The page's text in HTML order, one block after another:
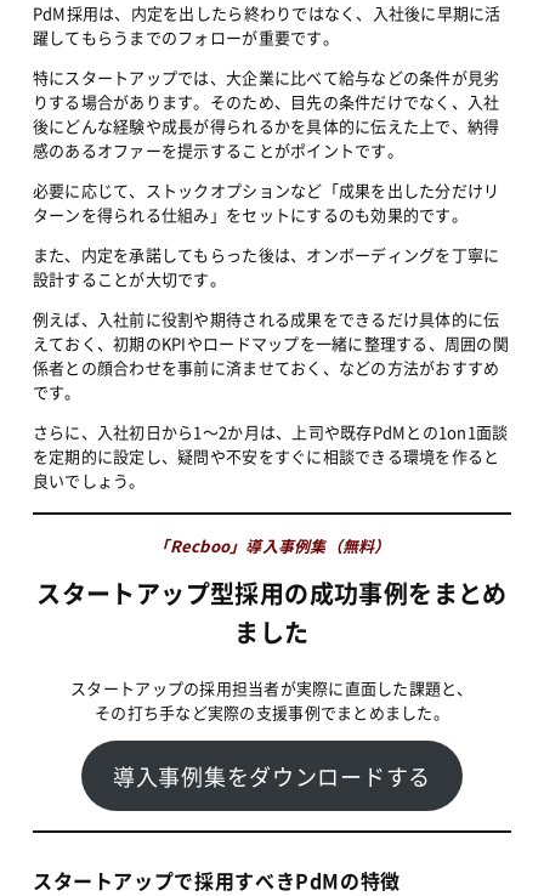
PdM採用は、内定を出したら終わりではなく、入社後に早期に活
躍してもらうまでのフォローが重要です。
特にスタートアップでは、大企業に比べて給与などの条件が見劣
りする場合があります。そのため、目先の条件だけでなく、入社
後にどんな経験や成長が得られるかを具体的に伝えた上で、納得
感のあるオファーを提示することがポイントです。
必要に応じて、ストックオプションなど「成果を出した分だけリ
ターンを得られる仕組み」をセットにするのも効果的です。
また、内定を承諾してもらった後は、オンボーディングを丁寧に
設計することが大切です。
例えば、入社前に役割や期待される成果をできるだけ具体的に伝
えておく、初期のKPIやロードマップを一緒に整理する、周囲の関
係者との顔合わせを事前に済ませておく、などの方法がおすすめ
です。
さらに、入社初日から1〜2か月は、上司や既存PdMとの1on1面談
を定期的に設定し、疑問や不安をすぐに相談できる環境を作ると
良いでしょう。
「Recboo」導入事例集（無料）
スタートアップ型採用の成功事例をまとめ
ました
スタートアップの採用担当者が実際に直面した課題と、
その打ち手など実際の支援事例でまとめました。
導入事例集をダウンロードする
スタートアップで採用すべきPdMの特徴